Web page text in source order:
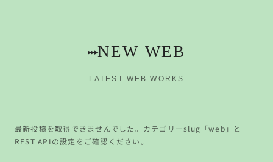
▸▸▸NEW WEB
LATEST WEB WORKS
最新投稿を取得できませんでした。カテゴリーslug「web」と
REST APIの設定をご確認ください。